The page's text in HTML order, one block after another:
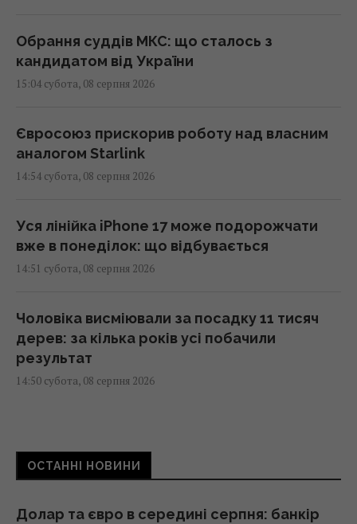
Обрання суддів МКС: що сталось з
кандидатом від України
15:04 субота, 08 серпня 2026
Євросоюз прискорив роботу над власним
аналогом Starlink
14:54 субота, 08 серпня 2026
Уся лінійка iPhone 17 може подорожчати
вже в понеділок: що відбувається
14:51 субота, 08 серпня 2026
Чоловіка висміювали за посадку 11 тисяч
дерев: за кілька років усі побачили
результат
14:50 субота, 08 серпня 2026
господарство і саму природу України, -
Forbes
ОСТАННІ НОВИНИ
Долар та євро в середині серпня: банкір